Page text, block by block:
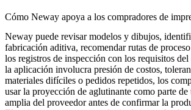
Cómo Neway apoya a los compradores de
Neway puede revisar modelos y dibujos,
fabricación aditiva, recomendar rutas de
los registros de inspección con los requisitos
la aplicación involucra presión de costos,
materiales difíciles o pedidos repetidos, los
usarla proyección de aglutinante como parte
amplia del proveedor antes de confirmar la